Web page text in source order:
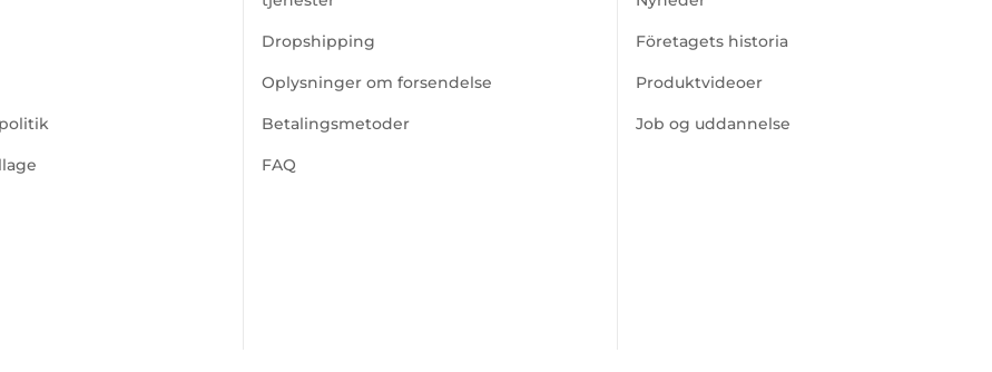
Dropshipping
Oplysninger om forsendelse
Betalingsmetoder
FAQ
Företagets historia
Produktvideoer
Job og uddannelse